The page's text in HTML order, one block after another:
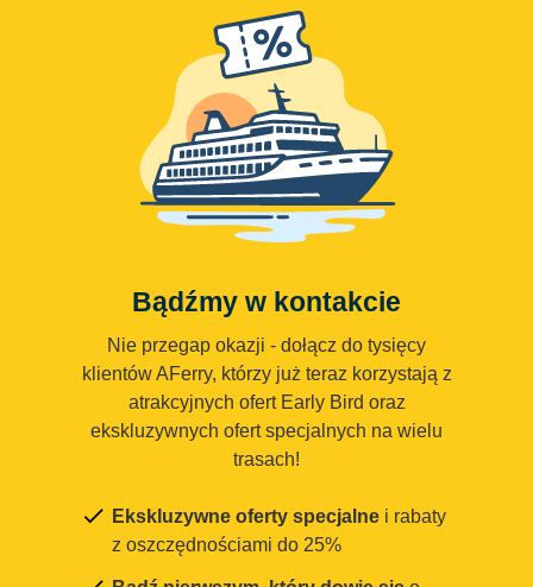
Bądźmy w kontakcie
Nie przegap okazji - dołącz do tysięcy
klientów AFerry, którzy już teraz korzystają z
atrakcyjnych ofert Early Bird oraz
ekskluzywnych ofert specjalnych na wielu
trasach!
Ekskluzywne oferty specjalne i rabaty
z oszczędnościami do 25%